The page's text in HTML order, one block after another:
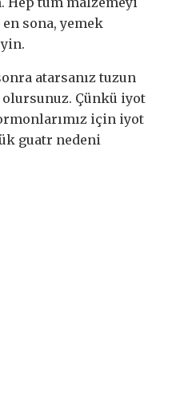
en sona, yemek
atarsanız tuzun
Çünkü iyot
için iyot
guatr nedeni